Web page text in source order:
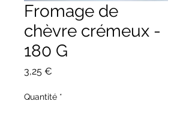
Fromage de
chèvre crémeux -
180 G
3,25 €
Quantité *